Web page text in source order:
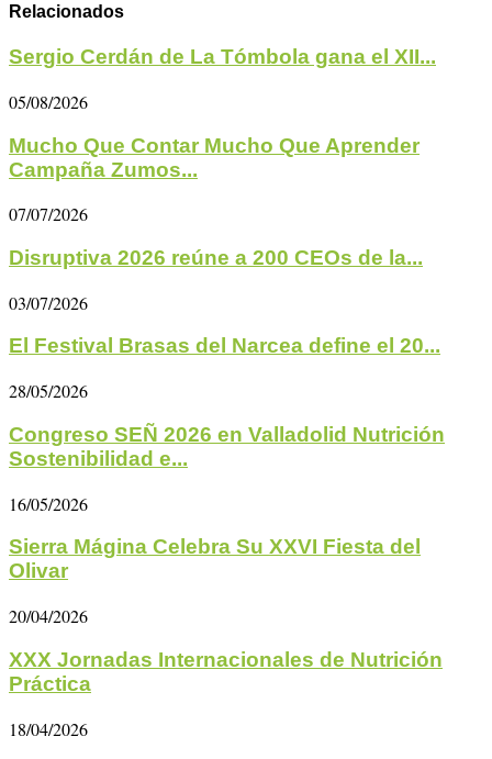
Relacionados
Sergio Cerdán de La Tómbola gana el XII...
05/08/2026
Mucho Que Contar Mucho Que Aprender
Campaña Zumos...
07/07/2026
Disruptiva 2026 reúne a 200 CEOs de la...
03/07/2026
El Festival Brasas del Narcea define el 20...
28/05/2026
Congreso SEÑ 2026 en Valladolid Nutrición
Sostenibilidad e...
16/05/2026
Sierra Mágina Celebra Su XXVI Fiesta del
Olivar
20/04/2026
XXX Jornadas Internacionales de Nutrición
Práctica
18/04/2026